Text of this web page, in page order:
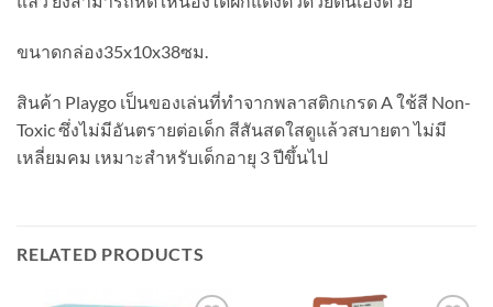
ขนาดกล่อง35x10x38ซม.
สินค้า Playgo เป็นของเล่นที่ทำจากพลาสติกเกรด A ใช้สี Non-
Toxic ซึ่งไม่มีอันตรายต่อเด็ก สีสันสดใสดูแล้วสบายตา ไม่มี
เหลี่ยมคม เหมาะสำหรับเด็กอายุ 3 ปีขึ้นไป
RELATED PRODUCTS